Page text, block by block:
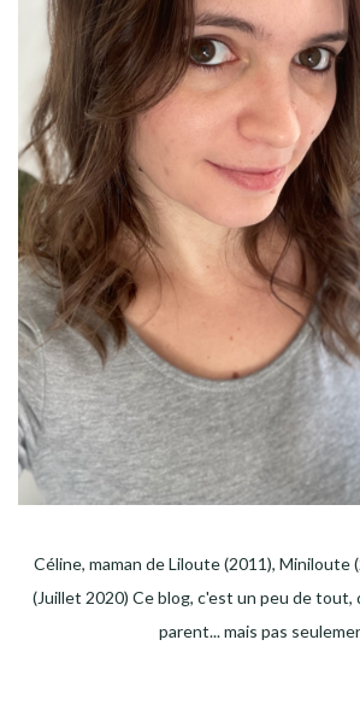
Céline, maman de Liloute (2011),
(Juillet 2020) Ce blog, c'est un peu de tout,
parent... mais pas